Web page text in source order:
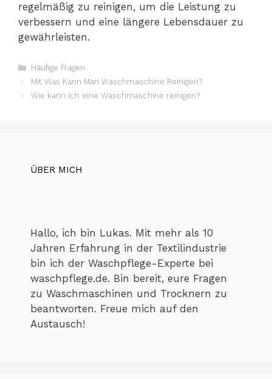
regelmäßig zu reinigen, um die Leistung zu
verbessern und eine längere Lebensdauer zu
gewährleisten.
Kategorien
Häufige Fragen
Mit Was Kann Man Waschmaschine Reinigen?
Wie kann ich eine Waschmaschine reinigen?
ÜBER MICH
Hallo, ich bin Lukas. Mit mehr als 10
Jahren Erfahrung in der Textilindustrie
bin ich der Waschpflege-Experte bei
waschpflege.de. Bin bereit, eure Fragen
zu Waschmaschinen und Trocknern zu
beantworten. Freue mich auf den
Austausch!